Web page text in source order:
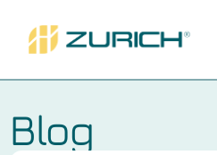
Blog